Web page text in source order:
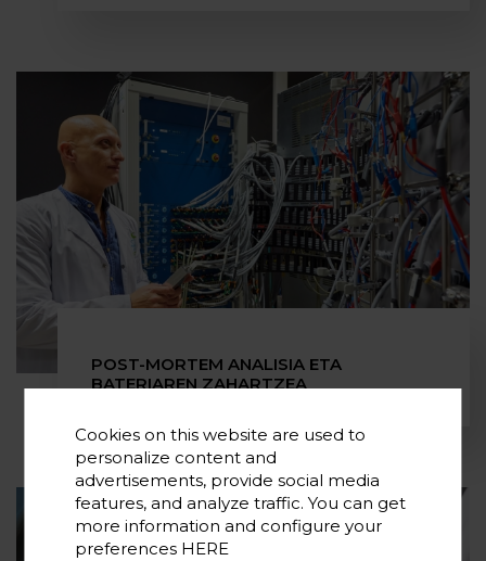
POST-MORTEM ANALISIA ETA
BATERIAREN ZAHARTZEA
Cookies on this website are used to
personalize content and
advertisements, provide social media
features, and analyze traffic. You can get
more information and configure your
preferences HERE